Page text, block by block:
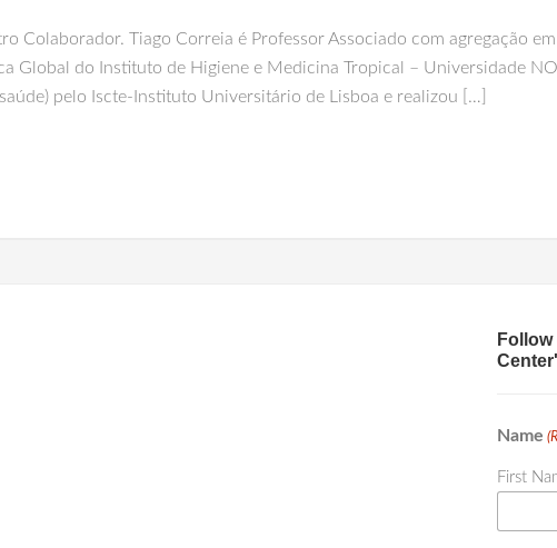
Colaborador. Tiago Correia é Professor Associado com agregação
Global do Instituto de Higiene e Medicina Tropical – Universidade
pelo Iscte-Instituto Universitário de Lisboa e realizou […]
Name
First